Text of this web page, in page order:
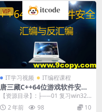
VIP
IT学习视频 IT编程课程
唐三藏C++64位游戏软件安全
汇编与反汇编反调试
【资源目录】: ├──01 复习win32
——查找阳光基址偏移.mp4 547....
2 年前 98 10